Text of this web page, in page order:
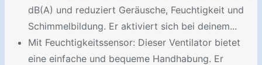
dB(A) und reduziert Geräusche, Feuchtigkeit und
Schimmelbildung. Er aktiviert sich bei deinem...
Mit Feuchtigkeitssensor: Dieser Ventilator bietet
eine einfache und bequeme Handhabung. Er